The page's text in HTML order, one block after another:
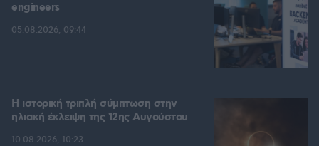
engineers
05.08.2026, 09:44
Η ιστορική τριπλή σύμπτωση στην
ηλιακή έκλειψη της 12ης Αυγούστου
10.08.2026, 10:23